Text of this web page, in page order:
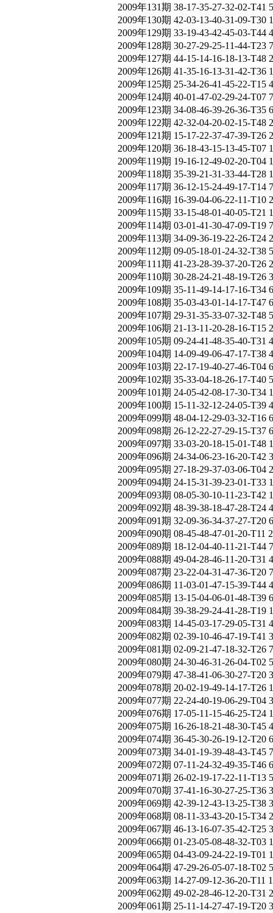
2009年131期 38-17-35-27-32-02-T41
2009年130期 42-03-13-40-31-09-T30
2009年129期 33-19-43-42-45-03-T44
2009年128期 30-27-29-25-11-44-T23
2009年127期 44-15-14-16-18-13-T48
2009年126期 41-35-16-13-31-42-T36
2009年125期 25-34-26-41-45-22-T15
2009年124期 40-01-47-02-29-24-T07
2009年123期 34-08-46-39-26-36-T35
2009年122期 42-32-04-20-02-15-T48
2009年121期 15-17-22-37-47-39-T26
2009年120期 36-18-43-15-13-45-T07
2009年119期 19-16-12-49-02-20-T04
2009年118期 35-39-21-31-33-44-T28
2009年117期 36-12-15-24-49-17-T14
2009年116期 16-39-04-06-22-11-T10
2009年115期 33-15-48-01-40-05-T21
2009年114期 03-01-41-30-47-09-T19
2009年113期 34-09-36-19-22-26-T24
2009年112期 09-05-18-01-24-32-T38
2009年111期 41-23-28-39-37-20-T26
2009年110期 30-28-24-21-48-19-T26
2009年109期 35-11-49-14-17-16-T34
2009年108期 35-03-43-01-14-17-T47
2009年107期 29-31-35-33-07-32-T48
2009年106期 21-13-11-20-28-16-T15
2009年105期 09-24-41-48-35-40-T31
2009年104期 14-09-49-06-47-17-T38
2009年103期 22-17-19-40-27-46-T04
2009年102期 35-33-04-18-26-17-T40
2009年101期 24-05-42-08-17-30-T34
2009年100期 15-11-32-12-24-05-T39
2009年099期 48-04-12-29-03-32-T16
2009年098期 26-12-22-27-29-15-T37
2009年097期 33-03-20-18-15-01-T48
2009年096期 24-34-06-23-16-20-T42
2009年095期 27-18-29-37-03-06-T04
2009年094期 24-15-31-39-23-01-T33
2009年093期 08-05-30-10-11-23-T42
2009年092期 48-39-38-18-47-28-T24
2009年091期 32-09-36-34-37-27-T20
2009年090期 08-45-48-47-01-20-T11
2009年089期 18-12-04-40-11-21-T44
2009年088期 49-04-28-46-11-20-T31
2009年087期 23-22-04-31-47-36-T20
2009年086期 11-03-01-47-15-39-T44
2009年085期 13-15-04-06-01-48-T39
2009年084期 39-38-29-24-41-28-T19
2009年083期 14-45-03-17-29-05-T31
2009年082期 02-39-10-46-47-19-T41
2009年081期 02-09-21-47-18-32-T26
2009年080期 24-30-46-31-26-04-T02
2009年079期 47-38-41-06-30-27-T20
2009年078期 20-02-19-49-14-17-T26
2009年077期 22-24-40-19-06-29-T04
2009年076期 17-05-11-15-46-25-T24
2009年075期 16-26-18-21-48-30-T45
2009年074期 36-45-30-26-19-12-T20
2009年073期 34-01-19-39-48-43-T45
2009年072期 07-11-24-32-49-35-T46
2009年071期 26-02-19-17-22-11-T13
2009年070期 37-41-16-30-27-25-T36
2009年069期 42-39-12-43-13-25-T38
2009年068期 08-11-33-43-20-15-T34
2009年067期 46-13-16-07-35-42-T25
2009年066期 01-23-05-08-48-32-T03
2009年065期 04-43-09-24-22-19-T01
2009年064期 47-29-26-05-07-18-T02
2009年063期 14-27-09-12-36-20-T11
2009年062期 49-02-28-46-12-20-T31
2009年061期 25-11-14-27-47-19-T20